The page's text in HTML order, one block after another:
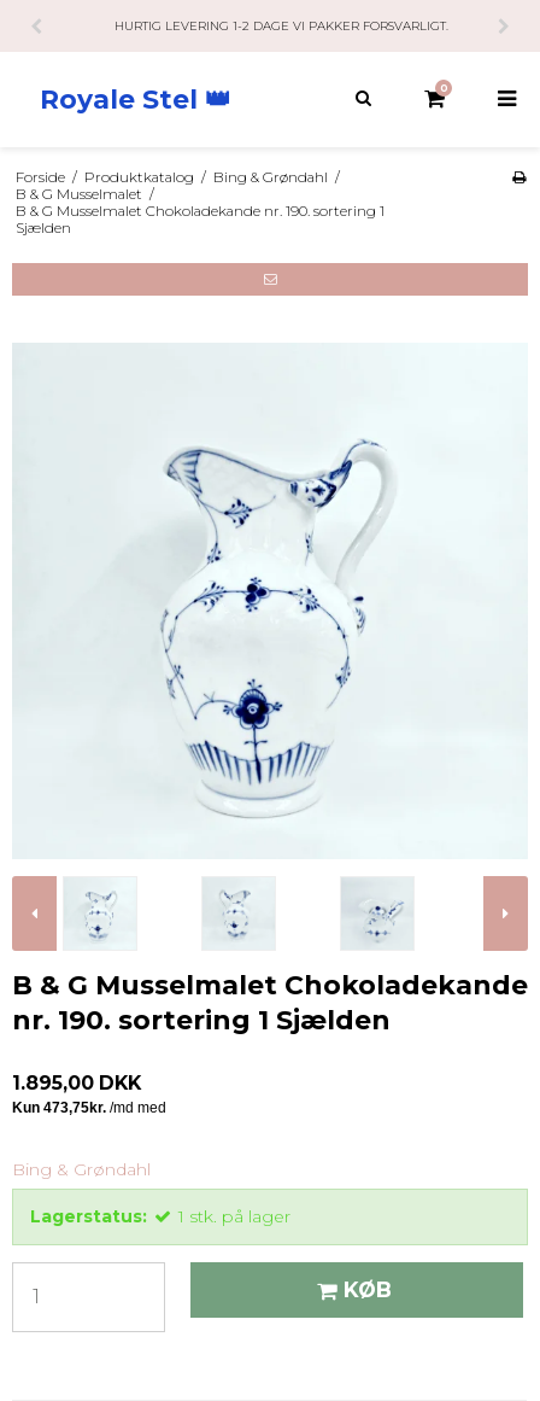
VI PAKKER FORSVARLIGT. KUNDESERVICE HAR ÅBENT
Royale Stel 👑 0
Forside / Produktkatalog / Bing & Grøndahl /
B & G Musselmalet /
B & G Musselmalet Chokoladekande nr. 190. sortering 1
Sjælden
B & G Musselmalet Chokoladekande
nr. 190. sortering 1 Sjælden
1.895,00 DKK
Bing & Grøndahl
Lagerstatus: 1 stk. på lager
KØB